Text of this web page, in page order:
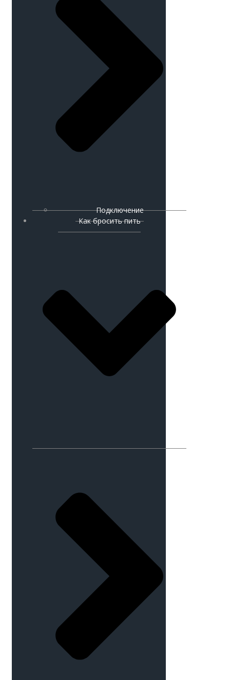
Подключение
Как бросить пить